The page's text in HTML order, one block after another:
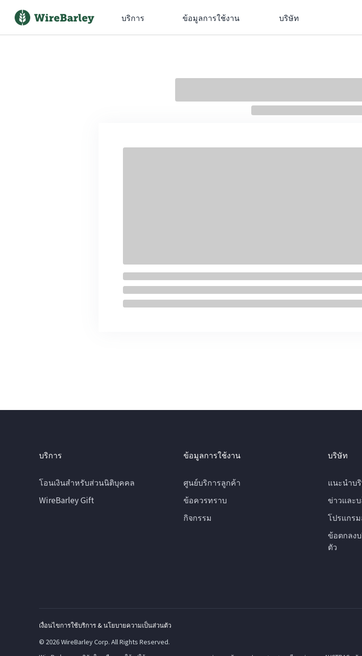
บริการ ข้อมูลการใช้งาน บริษัท
บริการ
โอนเงินสำหรับส่วนนิติบุคคล
WireBarley Gift
ข้อมูลการใช้งาน
ศูนย์บริการลูกค้า
ข้อควรทราบ
กิจกรรม
บริษัท
แนะนำบ
ข่าวและ
โปรแกร
ข้อตกลง
ตัว
เงื่อนไขการใช้บริการ & นโยบายความเป็นส่วนตัว
© 2026 WireBarley Corp. All Rights Reserved.